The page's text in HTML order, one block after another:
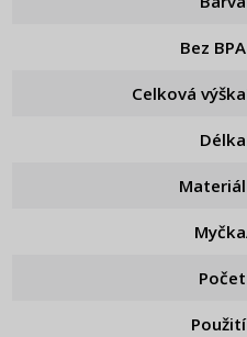
Bez BPA
Celková výška
Délka
Materiál
Myčka
Počet
Použití